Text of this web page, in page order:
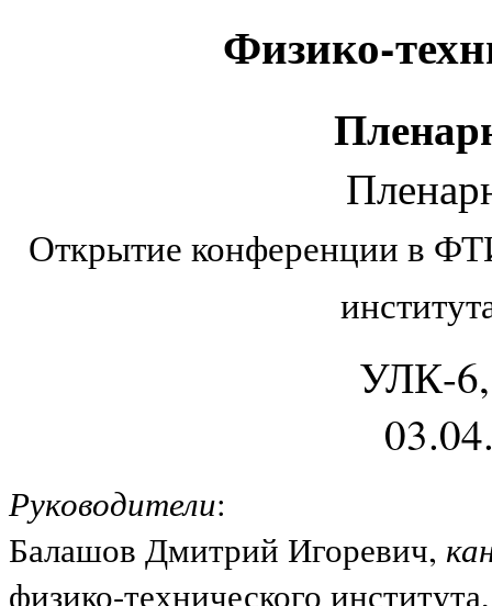
Физико-
Открытие конференции в
УЛК-6,
Руководители:
Балашов Дмитрий Игоревич,
физико-технического